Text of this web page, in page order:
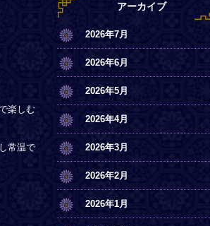
楽しむ
常温で
アーカイブ
2026年7月
2026年6月
2026年5月
2026年4月
2026年3月
2026年2月
2026年1月